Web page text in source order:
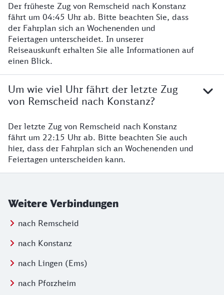
Der früheste Zug von Remscheid nach Konstanz
fährt um 04:45 Uhr ab. Bitte beachten Sie, dass
der Fahrplan sich an Wochenenden und
Feiertagen unterscheidet. In unserer
Reiseauskunft erhalten Sie alle Informationen auf
einen Blick.
Um wie viel Uhr fährt der letzte Zug
von Remscheid nach Konstanz?
Der letzte Zug von Remscheid nach Konstanz
fährt um 22:15 Uhr ab. Bitte beachten Sie auch
hier, dass der Fahrplan sich an Wochenenden und
Feiertagen unterscheiden kann.
Weitere Verbindungen
nach Remscheid
nach Konstanz
nach Lingen (Ems)
nach Pforzheim